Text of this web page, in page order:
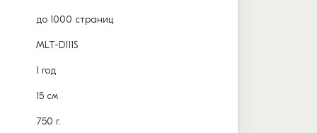
до 1000 страниц
MLT-D111S
1 год
15 см
750 г.